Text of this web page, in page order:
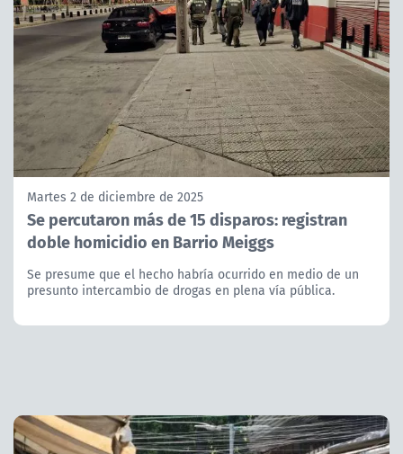
Martes 2 de diciembre de 2025
Se percutaron más de 15 disparos: registran
doble homicidio en Barrio Meiggs
Se presume que el hecho habría ocurrido en medio de un
presunto intercambio de drogas en plena vía pública.